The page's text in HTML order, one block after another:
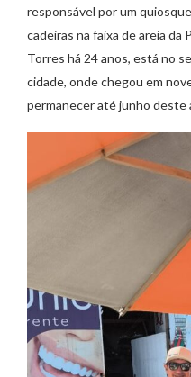
responsável por um
cadeiras na faixa de areia da
Torres há 24 anos, está no
cidade, onde chegou em
permanecer até junho deste